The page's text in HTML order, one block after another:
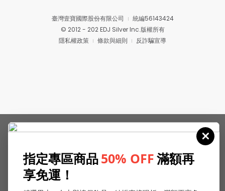
臺灣壹寶國際股份有限公司
統編56143424
© 2012 - 202 EDJ Silver Inc.版權所有
隱私權政策
條款與細則 反詐騙宣導
指定專區商品50% OFF滿額再
享免運！